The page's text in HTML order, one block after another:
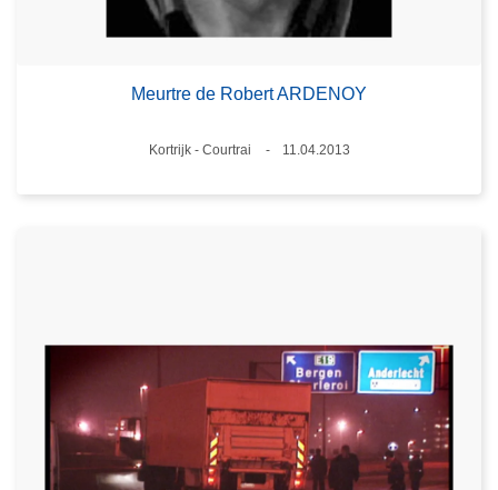
Meurtre de Robert ARDENOY
Standort
Kortrijk - Courtrai
11.04.2013